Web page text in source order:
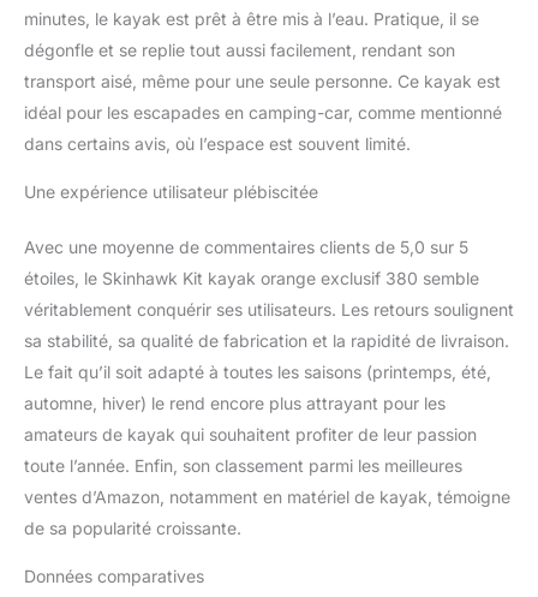
minutes, le kayak est prêt à être mis à l’eau. Pratique, il se
dégonfle et se replie tout aussi facilement, rendant son
transport aisé, même pour une seule personne. Ce kayak est
idéal pour les escapades en camping-car, comme mentionné
dans certains avis, où l’espace est souvent limité.
Une expérience utilisateur plébiscitée
Avec une moyenne de commentaires clients de 5,0 sur 5
étoiles, le Skinhawk Kit kayak orange exclusif 380 semble
véritablement conquérir ses utilisateurs. Les retours soulignent
sa stabilité, sa qualité de fabrication et la rapidité de livraison.
Le fait qu’il soit adapté à toutes les saisons (printemps, été,
automne, hiver) le rend encore plus attrayant pour les
amateurs de kayak qui souhaitent profiter de leur passion
toute l’année. Enfin, son classement parmi les meilleures
ventes d’Amazon, notamment en matériel de kayak, témoigne
de sa popularité croissante.
Données comparatives